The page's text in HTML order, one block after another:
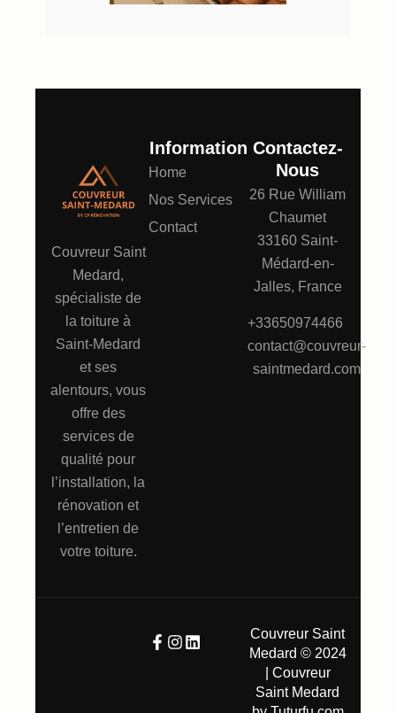
Couvreur Saint
Medard,
spécialiste de
la toiture à
Saint-Medard
et ses
alentours, vous
offre des
services de
qualité pour
l’installation, la
rénovation et
l’entretien de
votre toiture.
Information
Home
Nos Services
Contact
Contactez-
Nous
26 Rue William
Chaumet
33160 Saint-
Médard-en-
Jalles, France
+33650974466
contact@couvreur-
saintmedard.com
Couvreur Saint
Medard © 2024
| Couvreur
Saint Medard